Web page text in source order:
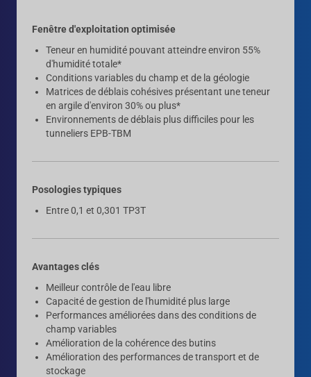
Fenêtre d'exploitation optimisée
Teneur en humidité pouvant atteindre environ 55%
d'humidité totale*
Conditions variables du champ et de la géologie
Matrices de déblais cohésives présentant une teneur
en argile d'environ 30% ou plus*
Environnements de déblais plus difficiles pour les
tunneliers EPB-TBM
Posologies typiques
Entre 0,1 et 0,301 TP3T
Avantages clés
Meilleur contrôle de l'eau libre
Capacité de gestion de l'humidité plus large
Performances améliorées dans des conditions de
champ variables
Amélioration de la cohérence des butins
Amélioration des performances de transport et de
stockage